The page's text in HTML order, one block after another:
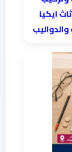
ايكيا